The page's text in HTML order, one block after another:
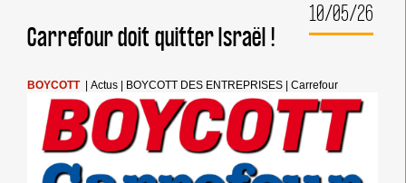
ÉCONOMIQUES
D’AIX-
10/05/26
Carrefour doit quitter Israël !
BOYCOTT |Actus BOYCOTT DES ENTREPRISES |Carrefour